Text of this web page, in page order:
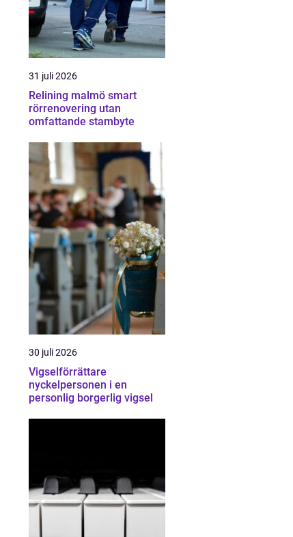
31 juli 2026
Relining malmö smart
rörrenovering utan
omfattande stambyte
30 juli 2026
Vigselförrättare
nyckelpersonen i en
personlig borgerlig vigsel